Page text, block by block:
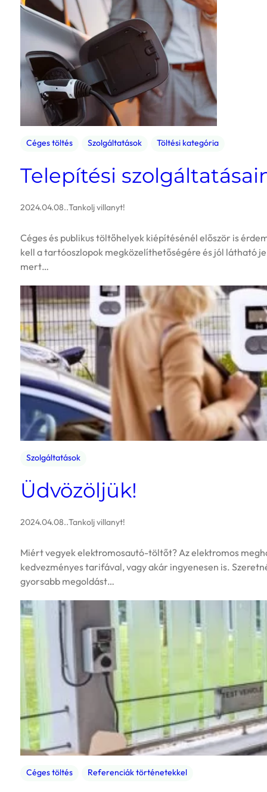
Céges töltés Szolgáltatások Töltési kategória
Telepítési
2024.04.08..Tankolj villanyt!
Céges és publikus töltőhelyek kiépítésénél először is
kell a tartóoszlopok megközelíthetőségére és jól látható
mert…
Szolgáltatások
Üdvözöljük!
2024.04.08..Tankolj villanyt!
Miért vegyek elektromosautó-töltőt? Az elektromos
kedvezményes tarifával, vagy akár ingyenesen is.
gyorsabb megoldást…
Céges töltés Referenciák történetekkel